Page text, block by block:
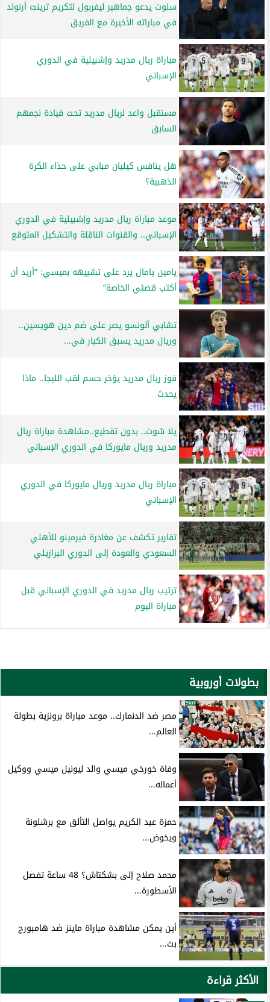
سلوت يدعو جماهير ليفربول لتكريم ترينت أرنولد
في مباراته الأخيرة مع الفريق
مباراة ريال مدريد وإشبيلية في الدوري
الإسباني
مستقبل واعد لريال مدريد تحت قيادة نجمهم
السابق
هل ينافس كيليان مبابي على حذاء الكرة
الذهبية؟
موعد مباراة ريال مدريد وإشبيلية في الدوري
الإسباني.. والقنوات الناقلة والتشكيل المتوقع
يامين يامال يرد على تشبيهه بميسي: ”أريد أن
أكتب قصتي الخاصة”
تشابي ألونسو يصر على ضم دين هويسين..
وريال مدريد يسبق الكبار في...
فوز ريال مدريد يؤخر حسم لقب الليجا.. ماذا
يحدث
يلا شوت.. بدون تقطيع..مشاهدة مباراة ريال
مدريد وريال مايوركا في الدوري الإسباني
مباراة ريال مدريد وريال مايوركا في الدوري
الإسباني
تقارير تكشف عن مغادرة فيرمينو للأهلي
السعودي والعودة إلى الدوري البرازيلي
ترتيب ريال مدريد في الدوري الإسباني قبل
مباراة اليوم
بطولات أوروبية
مصر ضد الدنمارك.. موعد مباراة برونزية بطولة
العالم...
وفاة خورخي ميسي والد ليونيل ميسي ووكيل
أعماله...
حمزة عبد الكريم يواصل التألق مع برشلونة
ويخوض...
محمد صلاح إلى بشكتاش؟ 48 ساعة تفصل
الأسطورة...
أين يمكن مشاهدة مباراة ماينز ضد هامبورج
بث...
الأكثر قراءة